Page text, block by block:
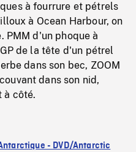
à fourrure et pétrels
à Ocean Harbour, on
PMM d'un phoque à
de la tête d'un pétrel
dans son bec, ZOOM
dans son nid,
à côté.
- DVD/Antarctic